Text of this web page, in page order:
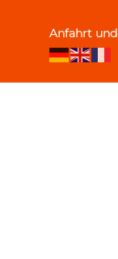
Anfahrt und